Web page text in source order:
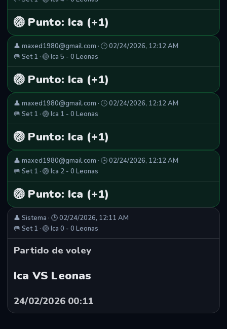
🏐 Punto: Ica (+1)
👤 maxed1980@gmail.com · 🕒 02/24/2026, 12:12 AM
🥅 Set 1 · 🏐 Ica 5 - 0 Leonas
🏐 Punto: Ica (+1)
👤 maxed1980@gmail.com · 🕒 02/24/2026, 12:12 AM
🥅 Set 1 · 🏐 Ica 1 - 0 Leonas
🏐 Punto: Ica (+1)
👤 maxed1980@gmail.com · 🕒 02/24/2026, 12:12 AM
🥅 Set 1 · 🏐 Ica 2 - 0 Leonas
🏐 Punto: Ica (+1)
👤 Sistema · 🕒 02/24/2026, 12:11 AM
🥅 Set 1 · 🏐 Ica 0 - 0 Leonas
Partido de voley
Ica VS Leonas
24/02/2026 00:11